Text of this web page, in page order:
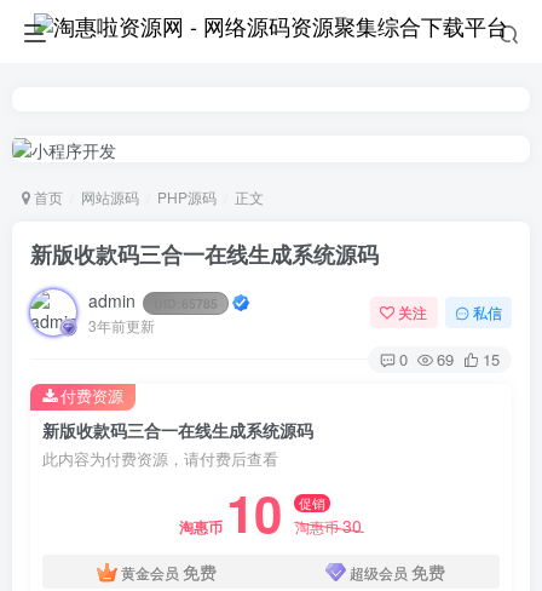
首页 网站源码 PHP源码 正文
新版收款码三合一在线生成系统源码
admin 65785
3年前更新
关注 私信
0 69 15
新版收款码三合一在线生成系统源码
此内容为付费资源，请付费后查看
淘惠币 10 促销
淘惠币30
黄金会员 免费 超级会员 免费
付费资源